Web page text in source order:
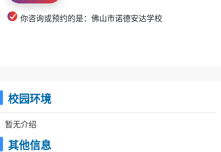
你咨询或预约的是：佛山市诺德安达学校
校园环境
暂无介绍
其他信息